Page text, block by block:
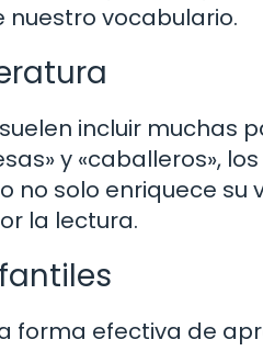
vocabulario.
incluir muchas
y «caballeros»,
no solo enriquece
la lectura.
forma efectiva de